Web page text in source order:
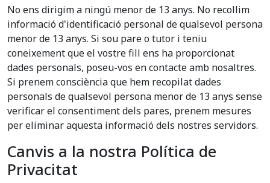
No ens dirigim a ningú menor de 13 anys. No recollim
informació d'identificació personal de qualsevol persona
menor de 13 anys. Si sou pare o tutor i teniu
coneixement que el vostre fill ens ha proporcionat
dades personals, poseu-vos en contacte amb nosaltres.
Si prenem consciència que hem recopilat dades
personals de qualsevol persona menor de 13 anys sense
verificar el consentiment dels pares, prenem mesures
per eliminar aquesta informació dels nostres servidors.
Canvis a la nostra Política de
Privacitat